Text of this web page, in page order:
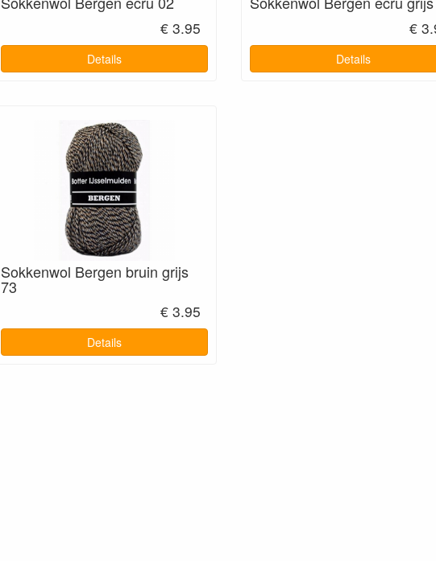
€ 3.95
Details
€
Details
Sokkenwol Bergen bruin grijs
73
€ 3.95
Details